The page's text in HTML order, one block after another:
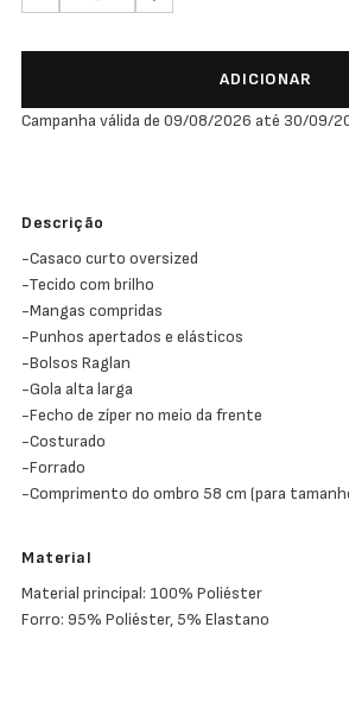
ADICIONAR
Campanha válida de 09/08/2026 até 30/09/
Descrição
-Casaco curto oversized
-Tecido com brilho
-Mangas compridas
-Punhos apertados e elásticos
-Bolsos Raglan
-Gola alta larga
-Fecho de zíper no meio da frente
-Costurado
-Forrado
-Comprimento do ombro 58 cm (para
Material
Material principal: 100% Poliéster
Forro: 95% Poliéster, 5% Elastano